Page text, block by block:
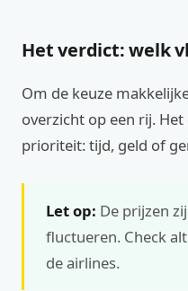
Het verdict: welk
Om de keuze
overzicht op een rij.
prioriteit: tijd, geld of
Let op: De prijzen
fluctueren. Check
de airlines.